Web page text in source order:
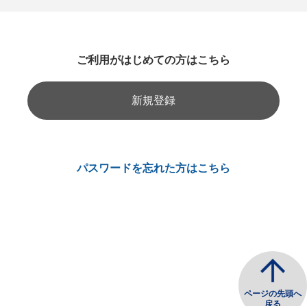
ご利用がはじめての方はこちら
新規登録
パスワードを忘れた方はこちら
ページの先頭へ
戻る